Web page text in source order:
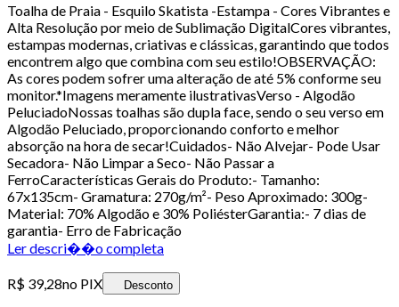
Toalha de Praia - Esquilo Skatista -Estampa - Cores Vibrantes e
Alta Resolução por meio de Sublimação DigitalCores vibrantes,
estampas modernas, criativas e clássicas, garantindo que todos
encontrem algo que combina com seu estilo!OBSERVAÇÃO:
As cores podem sofrer uma alteração de até 5% conforme seu
monitor.*Imagens meramente ilustrativasVerso - Algodão
PeluciadoNossas toalhas são dupla face, sendo o seu verso em
Algodão Peluciado, proporcionando conforto e melhor
absorção na hora de secar!Cuidados- Não Alvejar- Pode Usar
Secadora- Não Limpar a Seco- Não Passar a
FerroCaracterísticas Gerais do Produto:- Tamanho:
67x135cm- Gramatura: 270g/m²- Peso Aproximado: 300g-
Material: 70% Algodão e 30% PoliésterGarantia:- 7 dias de
garantia- Erro de Fabricação
Ler descri��o completa
R$ 39,28no PIX Desconto